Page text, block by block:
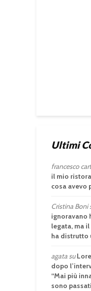
Ultimi
francesco
il mio
cosa avevo
Cristina Boni
ignoravano
legata, ma
ha distrutto
agatasu
dopo
“Mai più
sono